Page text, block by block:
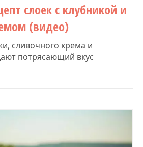
слоек с клубникой и
(видео)
сливочного крема и
потрясающий вкус